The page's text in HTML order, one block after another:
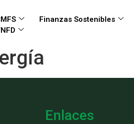
Finanzas Sostenibles
Enlaces